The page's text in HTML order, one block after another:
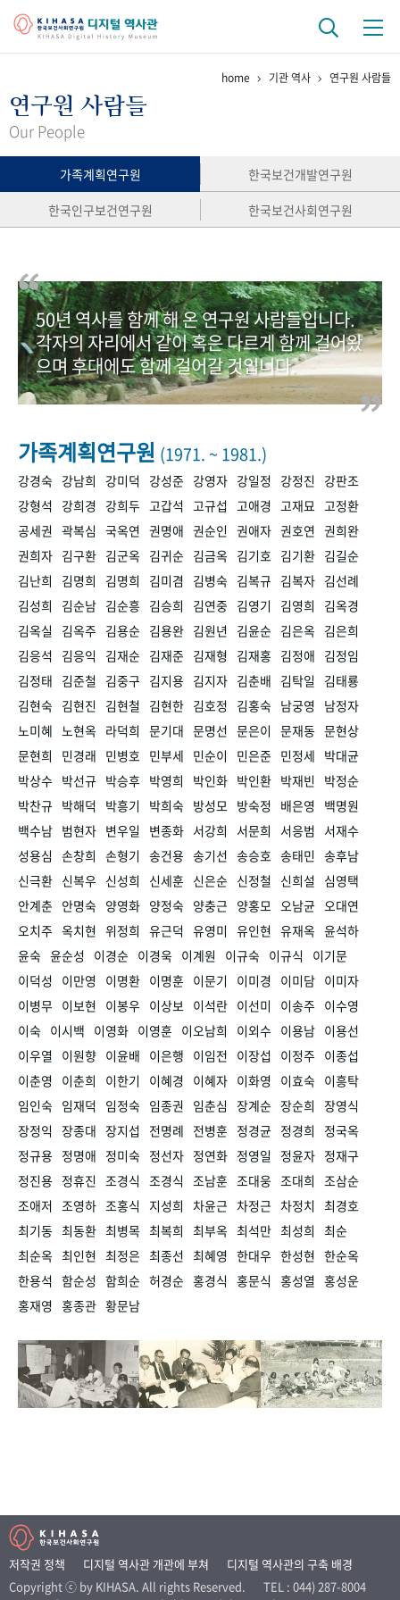
걸어온 길 기관 변천사
연구 역사
정책과 연구 키워드로 보는 연구 역사
연구자들
간행물 변천사
기록물 아카이브
사진 아카이브 문서 기록물 행정박물 영상 기록물
50+1주년 기념
+1
VR 역사관
home 기관 역사 연구원 사람들
연구원 사람들
Our People
가족계획연구원
한국보건개발연구원
한국인구보건연구원
한국보건사회연구원
50년 역사를 함께 해 온 연구원 사람들입니다.
각자의 자리에서 같이 혹은 다르게 함께 걸어왔
으며 후대에도 함께 걸어갈 것입니다.
가족계획연구원 (1971. ~ 1981.)
강경숙 강남희 강미덕 강성준 강영자 강일정 강정진
강판조
강형석
강희경 강희두 고갑석 고규섭 고애경 고재묘 고정환
공세권 곽복심 국옥연 권명애 권순인 권애자 권호연 권희완
권희자 김구환 김군옥 김귀순 김금옥 김기호 김기환 김길순
김난희
김명희 김명희 김미겸 김병숙 김복규 김복자 김선례
김성희
김순남 김순흥 김승희 김연중 김영기 김영희
김옥경
김옥실
김옥주 김용순 김용완 김원년 김윤순 김은옥 김은희
김응석
김응익 김재순 김재준 김재형 김재홍 김정애 김정임
김정태 김준철 김중구 김지용 김지자 김춘배 김탁일
김태룡
김현숙 김현진 김현철 김현한 김호정 김홍숙 남궁영
남정자
노미혜 노현옥 라덕희 문기대 문명선 문은이 문재동 문현상
문현희
민경래 민병호 민부세 민순이 민은준 민정세 박대균
박상수 박선규 박승후 박영희 박인화 박인환 박재빈
박정순
박찬규 박해덕 박흥기 박희숙 방성모 방숙정 배은영
백명원
백수남 범현자 변우일 변종화 서강희 서문희 서응범
서재수
성용심 손창희 손형기 송건용 송기선 송승호 송태민 송후남
신극환 신복우 신성희 신세훈 신은순 신정철 신희설
심영택
안계춘 안명숙 양영화 양정숙 양충근 양홍모 오남균 오대연
오치주 옥치현 위정희 유근덕 유영미 유인현 유재옥 윤석하
윤숙 윤순성 이경순 이경욱 이계원 이규숙 이규식
이기문
이덕성
이만영 이명환 이명훈 이문기 이미경 이미담 이미자
이병무 이보현 이봉우 이상보 이석란 이선미 이송주 이수영
이숙 이시백 이영화 이영훈 이오남희 이외수 이용남 이용선
이우열
이원향 이윤배 이은행 이임전 이장섭 이정주 이종섭
이춘영
이춘희 이한기 이혜경 이혜자 이화영 이효숙 이흥탁
임인숙 임재덕 임정숙 임종권 임춘심 장계순 장순희 장영식
장정익 장종대 장지섭 전명례 전병훈 정경균 정경희
정국옥
정규용 정명애 정미숙 정선자 정연화 정영일 정윤자 정재구
정진용 정휴진 조경식 조경식 조남훈 조대웅 조대희 조삼순
조애저 조영하 조홍식 지성희 차윤근 차정근 차정치 최경호
최기동 최동환 최병목 최복희 최부옥 최석만 최성희 최순
최순옥 최인현 최정은 최종선 최혜영 한대우 한성현 한순옥
한용석 함순성 함희순 허경순 홍경식 홍문식 홍성열 홍성운
홍재영 홍종관 황문남
저작권 정책 디지털 역사관 개관에 부쳐
디지털 역사관의 구축 배경
Copyright ⓒ by KIHASA. All rights Reserved.
TEL : 044) 287-8004